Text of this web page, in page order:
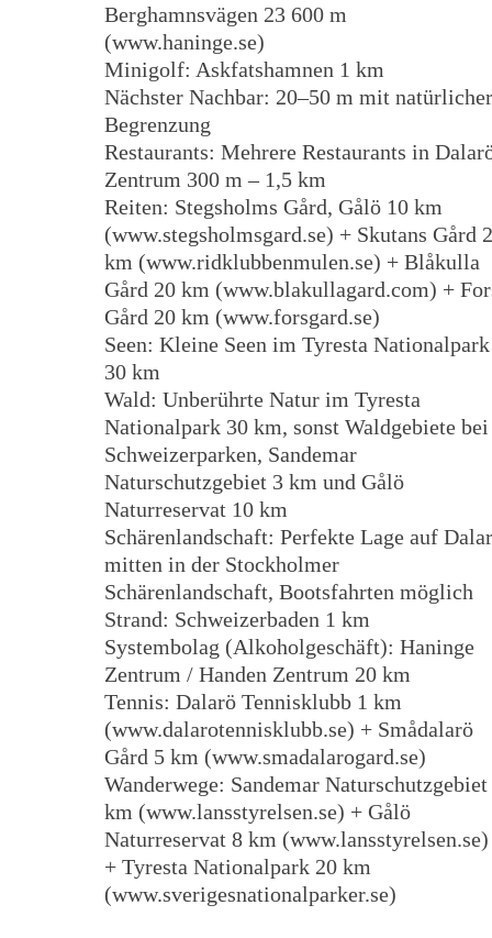
Berghamnsvägen 23 600 m
(www.haninge.se)
Minigolf: Askfatshamnen 1 km
Nächster Nachbar: 20–50 m mit natürlicher
Begrenzung
Restaurants: Mehrere Restaurants in
Zentrum 300 m – 1,5 km
Reiten: Stegsholms Gård, Gålö 10 km
(www.stegsholmsgard.se) + Skutans Gård
km (www.ridklubbenmulen.se) + Blåkulla
Gård 20 km (www.blakullagard.com) +
Gård 20 km (www.forsgard.se)
Seen: Kleine Seen im Tyresta Nationalpark
30 km
Wald: Unberührte Natur im Tyresta
Nationalpark 30 km, sonst Waldgebiete bei
Schweizerparken, Sandemar
Naturschutzgebiet 3 km und Gålö
Naturreservat 10 km
Schärenlandschaft: Perfekte Lage auf
mitten in der Stockholmer
Schärenlandschaft, Bootsfahrten möglich
Strand: Schweizerbaden 1 km
Systembolag (Alkoholgeschäft): Haninge
Zentrum / Handen Zentrum 20 km
Tennis: Dalarö Tennisklubb 1 km
(www.dalarotennisklubb.se) + Smådalarö
Gård 5 km (www.smadalarogard.se)
Wanderwege: Sandemar Naturschutzgebiet
km (www.lansstyrelsen.se) + Gålö
Naturreservat 8 km (www.lansstyrelsen.se)
+ Tyresta Nationalpark 20 km
(www.sverigesnationalparker.se)